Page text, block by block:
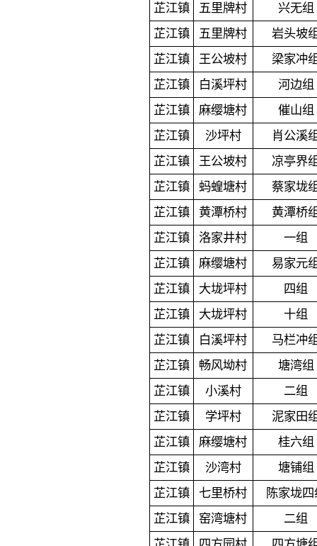
芷江镇
五里牌村
兴无组
芷江镇
五里牌村
岩头坡
芷江镇
王公坡村
梁家冲
芷江镇
白溪坪村
河边组
芷江镇
麻缨塘村
催山组
芷江镇
沙坪村
肖公溪
芷江镇
王公坡村
凉亭界
芷江镇
蚂蝗塘村
蔡家垅
芷江镇
黄潭桥村
黄潭桥
芷江镇
洛家井村
一组
芷江镇
麻缨塘村
易家元
芷江镇
大垅坪村
四组
芷江镇
大垅坪村
十组
芷江镇
白溪坪村
马栏冲
芷江镇
畅风坳村
塘湾组
芷江镇
小溪村
二组
芷江镇
学坪村
泥家田
芷江镇
麻缨塘村
桂六组
芷江镇
沙湾村
塘铺组
芷江镇
七里桥村
陈家垅四
芷江镇
窑湾塘村
二组